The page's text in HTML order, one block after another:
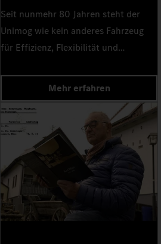
Seit nunmehr 80 Jahren steht der
Unimog wie kein anderes Fahrzeug
für Effizienz, Flexibilität und
umfangreiche Produktpalette, die
noch bis heute den Allrad-Profi prägt.
Mehr erfahren